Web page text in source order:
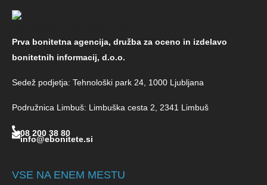
Prva bonitetna agencija, družba za oceno in izdelavo
bonitetnih informacij, d.o.o.
Sedež podjetja: Tehnološki park 24, 1000 Ljubljana
Podružnica Limbuš: Limbuška cesta 2, 2341 Limbuš
08 200 38 80
info@ebonitete.si
VSE NA ENEM MESTU